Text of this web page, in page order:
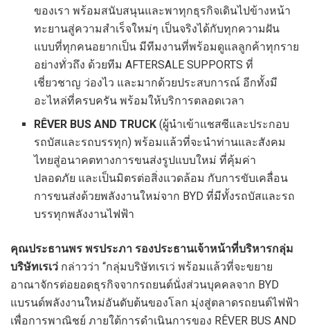
ของเรา พร้อมสนับสนุนและพาทุกธุรกิจเดินไปข้างหน้า
ทะยานสู่ความสำเร็จใหม่ๆ เป็นจริงได้กับทุกความฝัน
แบบที่ทุกคนอยากเป็น มีทีมงานที่พร้อมดูแลลูกค้าทุกราย
อย่างทั่วถึง ด้วยทีม AFTERSALE SUPPORTS ที่
เชี่ยวชาญ ว่องไว และมากด้วยประสบการณ์ อีกทั้งมี
อะไหล่ที่ครบครัน พร้อมให้บริการตลอดเวลา
RÊVER BUS AND TRUCK (ผู้นำเข้าแชสซีและประกอบ
รถบัสและรถบรรทุก) พร้อมแล้วที่จะนำท่านและสังคม
ไทยสู่อนาคตทางการขนส่งรูปแบบใหม่ ที่คุ้มค่า
ปลอดภัย และเป็นมิตรต่อสิ่งแวดล้อม กับการขับเคลื่อน
การขนส่งด้วยพลังงานใหม่จาก BYD ที่มีทั้งรถบัสและรถ
บรรทุกพลังงานไฟฟ้า
คุณประธานพร พรประภา รองประธานเจ้าหน้าที่บริหารกลุ่ม
บริษัทเรเว่ กล่าวว่า “กลุ่มบริษัทเรเว่ พร้อมแล้วที่จะขยาย
อาณาจักรต่อยอดธุรกิจจากรถยนต์นั่งส่วนบุคคลจาก BYD
แบรนด์พลังงานใหม่อันดับต้นของโลก มุ่งสู่ตลาดรถยนต์ไฟฟ้า
เพื่อการพาณิชย์ ภายใต้การดำเนินการของ RÊVER BUS AND